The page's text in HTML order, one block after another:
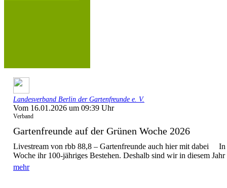
Landesverband Berlin der Gartenfreunde e. V.
Vom 16.01.2026 um 09:39 Uhr
Verband
Gartenfreunde auf der Grünen Woche 2026
Livestream von rbb 88,8 – Gartenfreunde auch hier mit dabei In
Woche ihr 100-jähriges Bestehen. Deshalb sind wir in diesem
mehr